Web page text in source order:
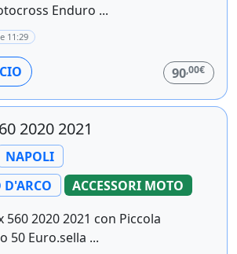
Enduro ...
11:29
90,00€
2020 2021
NAPOLI
ACCESSORI MOTO
560 2020 2021 con Piccola
50 Euro.sella ...